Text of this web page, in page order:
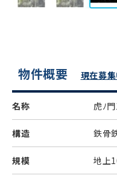
物件概要 現在募
名称 虎ﾉ
構造 鉄骨
規模 地上